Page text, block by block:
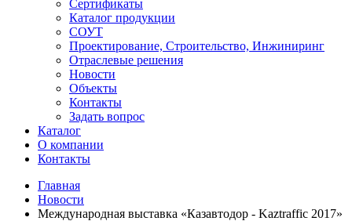
Сертификаты
Каталог продукции
СОУТ
Проектирование, Строительство, Инжиниринг
Отраслевые решения
Новости
Объекты
Контакты
Задать вопрос
Каталог
О компании
Контакты
Главная
Новости
Международная выставка «Казавтодор - Kaztraffic 2017»